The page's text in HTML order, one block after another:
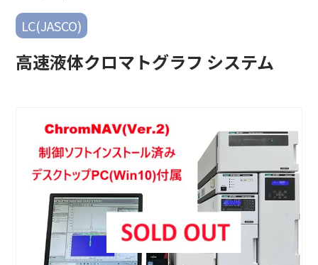
LC(JASCO)
高速液体クロマトグラフ システム